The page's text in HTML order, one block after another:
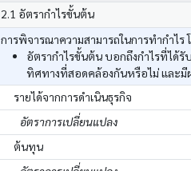
2.1 อัตรากำไรขั้นต้น
การพิจารณาความสามารถในการทำกำไร
อัตรากำไรขั้นต้น บอกถึงกำไรที่ได้
ทิศทางที่สอดคล้องกันหรือไม่ และมี
รายได้จากการดำเนินธุรกิจ
อัตราการเปลี่ยนแปลง
ต้นทุน